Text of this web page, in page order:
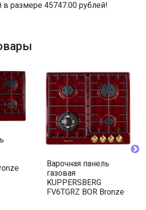
в размере 45747.00 рублей!
Варочная панель
газовая
KUPPERSBERG
FV6TGRZ BOR Bronze